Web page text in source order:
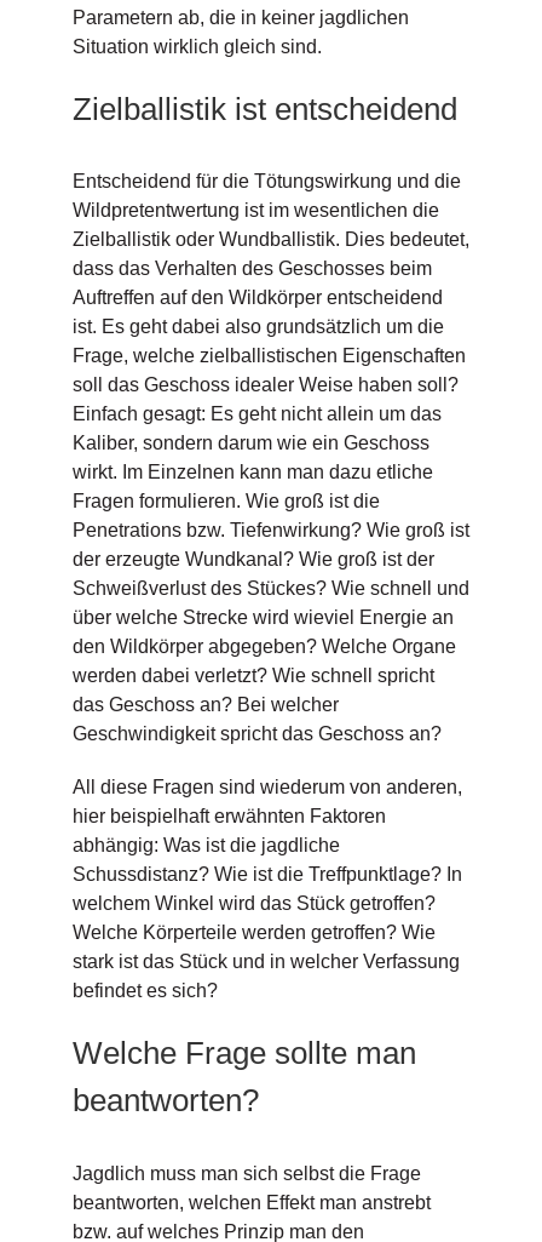
Parametern ab, die in keiner jagdlichen
Situation wirklich gleich sind.
Zielballistik ist entscheidend
Entscheidend für die Tötungswirkung und die
Wildpretentwertung ist im wesentlichen die
Zielballistik oder Wundballistik. Dies bedeutet,
dass das Verhalten des Geschosses beim
Auftreffen auf den Wildkörper entscheidend
ist. Es geht dabei also grundsätzlich um die
Frage, welche zielballistischen Eigenschaften
soll das Geschoss idealer Weise haben soll?
Einfach gesagt: Es geht nicht allein um das
Kaliber, sondern darum wie ein Geschoss
wirkt. Im Einzelnen kann man dazu etliche
Fragen formulieren. Wie groß ist die
Penetrations bzw. Tiefenwirkung? Wie groß ist
der erzeugte Wundkanal? Wie groß ist der
Schweißverlust des Stückes? Wie schnell und
über welche Strecke wird wieviel Energie an
den Wildkörper abgegeben? Welche Organe
werden dabei verletzt? Wie schnell spricht
das Geschoss an? Bei welcher
Geschwindigkeit spricht das Geschoss an?
All diese Fragen sind wiederum von anderen,
hier beispielhaft erwähnten Faktoren
abhängig: Was ist die jagdliche
Schussdistanz? Wie ist die Treffpunktlage? In
welchem Winkel wird das Stück getroffen?
Welche Körperteile werden getroffen? Wie
stark ist das Stück und in welcher Verfassung
befindet es sich?
Welche Frage sollte man
beantworten?
Jagdlich muss man sich selbst die Frage
beantworten, welchen Effekt man anstrebt
bzw. auf welches Prinzip man den